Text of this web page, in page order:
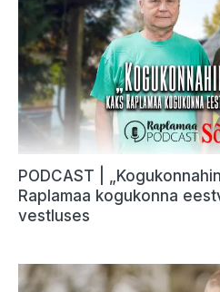
PODCAST |
Raplamaa kogukonna
vestluses